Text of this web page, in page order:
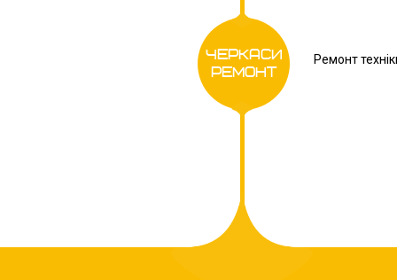
Черкаси
Ремонт
Ремонт